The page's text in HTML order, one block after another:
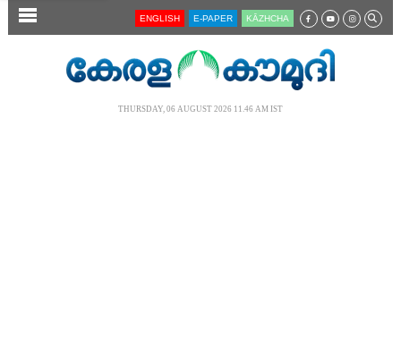
SECTIONS ENGLISH E-PAPER KĀZHCHA
THURSDAY, 06 AUGUST 2026 11.46 AM IST